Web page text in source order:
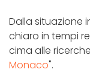
Dalla situazione
chiaro in tempi
cima alle
Monaco".